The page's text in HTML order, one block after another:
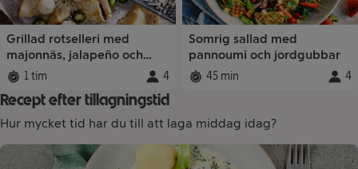
Grillad rotselleri med
majonnäs, jalapeño och
parmesan
Total tid
1 tim Portioner:
4
Somrig sallad med
pannoumi och jordgubbar
Total tid:
45 min 4
Recept efter tillagningstid
Hur mycket tid har du till att laga middag idag?
Receptsamlingar